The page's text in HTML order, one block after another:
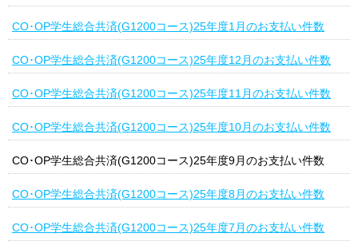
CO･OP学生総合共済(G1200コース)25年度1月のお支払い件数
CO･OP学生総合共済(G1200コース)25年度12月のお支払い件数
CO･OP学生総合共済(G1200コース)25年度11月のお支払い件数
CO･OP学生総合共済(G1200コース)25年度10月のお支払い件数
CO･OP学生総合共済(G1200コース)25年度9月のお支払い件数
CO･OP学生総合共済(G1200コース)25年度8月のお支払い件数
CO･OP学生総合共済(G1200コース)25年度7月のお支払い件数